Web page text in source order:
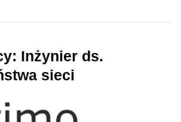
Inżynier ds.
sieci